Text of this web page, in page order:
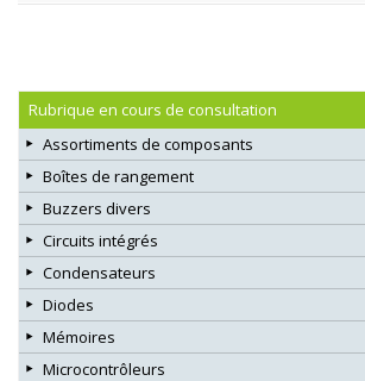
Rubrique en cours de consultation
Assortiments de composants
Boîtes de rangement
Buzzers divers
Circuits intégrés
Condensateurs
Diodes
Mémoires
Microcontrôleurs